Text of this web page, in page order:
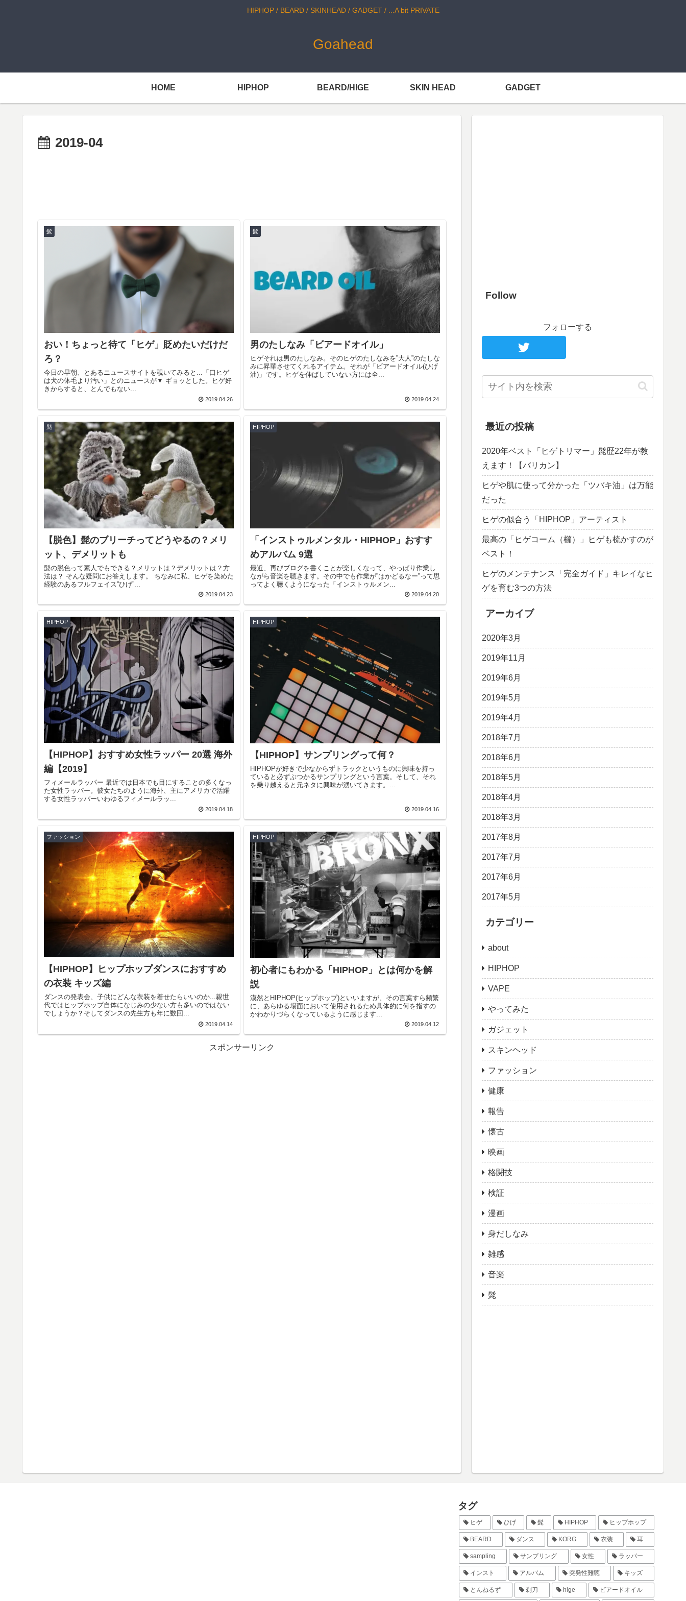
HIPHOP / BEARD / SKINHEAD / GADGET / ...A bit PRIVATE
Goahead
HOME HIPHOP BEARD/HIGE SKIN HEAD GADGET
2019-04
髭
おい！ちょっと待て「ヒゲ」貶めたいだけだ
ろ？
今日の早朝、とあるニュースサイトを覗いてみると...「口ヒゲ
は犬の体毛より汚い」とのニュースが▼ ギョッとした。ヒゲ好
きからすると、とんでもない...
2019.04.26
髭
男のたしなみ「ビアードオイル」
ヒゲそれは男のたしなみ。そのヒゲのたしなみを”大人”のたしな
みに昇華させてくれるアイテム。それが「ビアードオイル(ひげ
油)」です。ヒゲを伸ばしていない方には全...
2019.04.24
髭
【脱色】髭のブリーチってどうやるの？メリ
ット、デメリットも
髭の脱色って素人でもできる？メリットは？デメリットは？方
法は？ そんな疑問にお答えします。 ちなみに私、ヒゲを染めた
経験のあるフルフェイス”ひげ”...
2019.04.23
HIPHOP
「インストゥルメンタル・HIPHOP」おすす
めアルバム 9選
最近、再びブログを書くことが楽しくなって、やっぱり作業し
ながら音楽を聴きます。その中でも作業が”はかどるなー”って思
ってよく聴くようになった「インストゥルメン...
2019.04.20
HIPHOP
【HIPHOP】おすすめ女性ラッパー 20選 海外
編【2019】
フィメールラッパー 最近では日本でも目にすることの多くなっ
た女性ラッパー。彼女たちのように海外、主にアメリカで活躍
する女性ラッパーいわゆるフィメールラッ...
2019.04.18
HIPHOP
【HIPHOP】サンプリングって何？
HIPHOPが好きで少なからずトラックというものに興味を持っ
ていると必ずぶつかるサンプリングという言葉。そして、それ
を乗り越えると元ネタに興味が湧いてきます。...
2019.04.16
ファッション
【HIPHOP】ヒップホップダンスにおすすめ
の衣装 キッズ編
ダンスの発表会、子供にどんな衣装を着せたらいいのか...親世
代ではヒップホップ自体になじみの少ない方も多いのではない
でしょうか？そしてダンスの先生方も年に数回...
2019.04.14
HIPHOP
初心者にもわかる「HIPHOP」とは何かを解
説
漠然とHIPHOP(ヒップホップ)といいますが、その言葉すら頻繁
に、あらゆる場面において使用されるため具体的に何を指すの
かわかりづらくなっているように感じます...
2019.04.12
スポンサーリンク
Follow
フォローする
最近の投稿
2020年ベスト「ヒゲトリマー」髭歴22年が教
えます！【バリカン】
ヒゲや肌に使って分かった「ツバキ油」は万能
だった
ヒゲの似合う「HIPHOP」アーティスト
最高の「ヒゲコーム（櫛）」ヒゲも梳かすのが
ベスト！
ヒゲのメンテナンス「完全ガイド」キレイなヒ
ゲを育む3つの方法
アーカイブ
2020年3月
2019年11月
2019年6月
2019年5月
2019年4月
2018年7月
2018年6月
2018年5月
2018年4月
2018年3月
2017年8月
2017年7月
2017年6月
2017年5月
カテゴリー
about
HIPHOP
VAPE
やってみた
ガジェット
スキンヘッド
ファッション
健康
報告
懐古
映画
格闘技
検証
漫画
身だしなみ
雑感
音楽
髭
タグ
ヒゲ ひげ 髭 HIPHOP ヒップホップ
BEARD ダンス KORG 衣装 耳
sampling サンプリング 女性 ラッパー
インスト アルバム 突発性難聴 キッズ
とんねるず 剃刀 hige ビアードオイル